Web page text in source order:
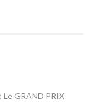
GRAND PRIX